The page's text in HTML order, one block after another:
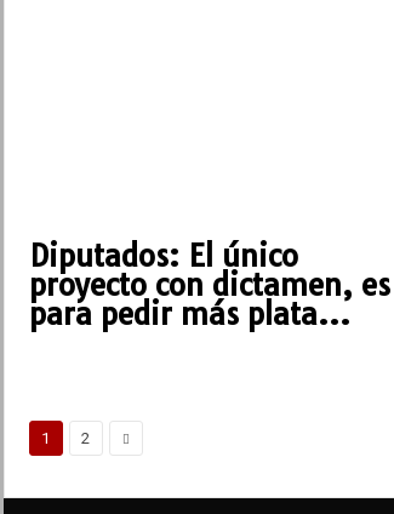
Diputados: El único
proyecto con dictamen, es
para pedir más plata...
1 2